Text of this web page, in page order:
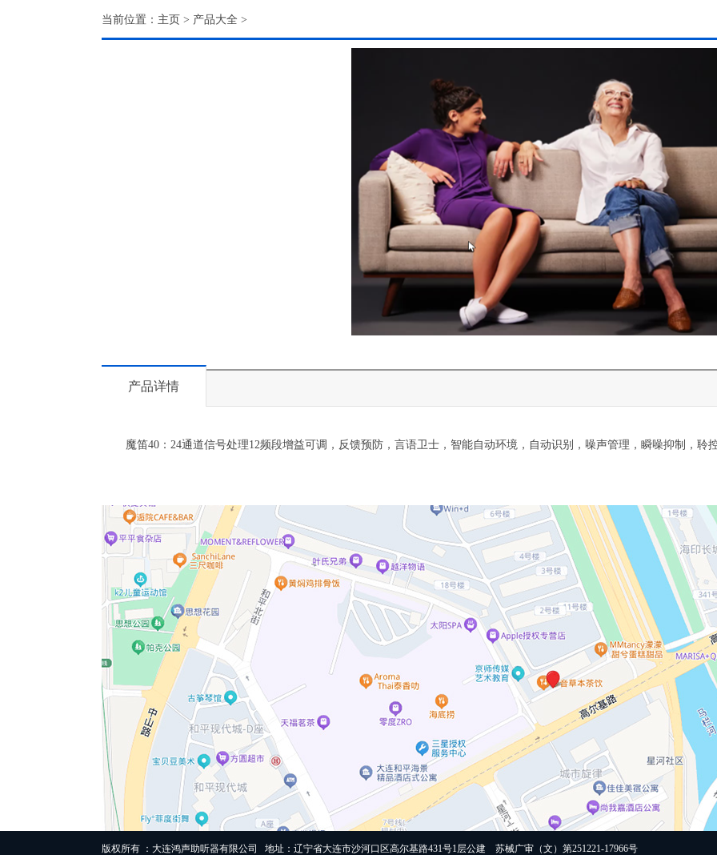
当前位置： 主页 > 产品大全 >
产品详情
魔笛40：24通道信号处理12频段增益可调，反馈预防，言语卫士，智能自动环境，自动识别，噪声管理，瞬噪抑制，聆
版权所有 ：大连鸿声助听器有限公司 地址：辽宁省大连市沙河口区高尔基路431号1层公建 苏械广审（文）第251221-17966号